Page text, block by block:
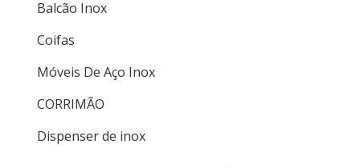
Balcão Inox
Coifas
Móveis De Aço Inox
CORRIMÃO
Dispenser de inox